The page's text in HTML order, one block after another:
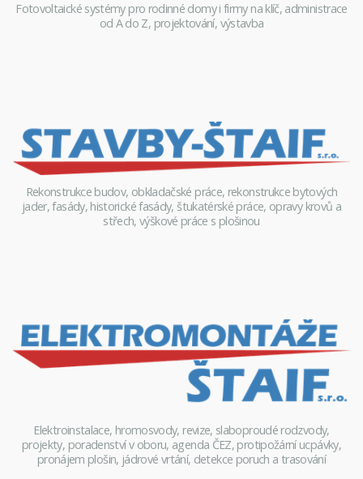
Fotovoltaické systémy pro rodinné domy i firmy na klíč, administrace
od A do Z, projektování, výstavba
Rekonstrukce budov, obkladačské práce, rekonstrukce bytových
jader, fasády, historické fasády, štukatérské práce, opravy krovů a
střech, výškové práce s plošinou
Elektroinstalace, hromosvody, revize, slaboproudé rodzvody,
projekty, poradenství v oboru, agenda ČEZ, protipožární ucpávky,
pronájem plošin, jádrové vrtání, detekce poruch a trasování